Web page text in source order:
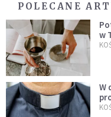
POLECANE
w
W